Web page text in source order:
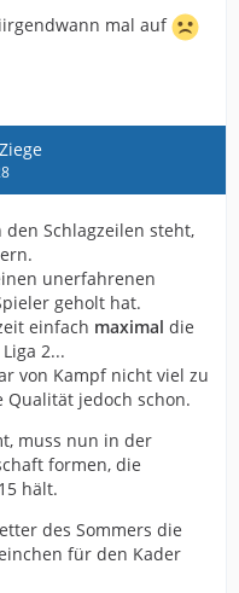
mal auf
Schlagzeilen steht,
unerfahrenen
geholt hat.
einfach maximal die
2...
von Kampf nicht viel zu
jedoch schon.
muss nun in der
formen, die
hält.
des Sommers die
für den Kader